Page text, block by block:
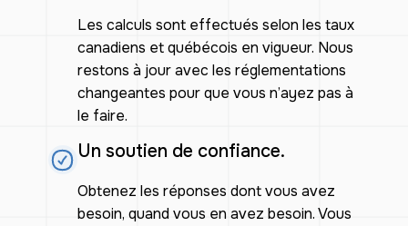
Les calculs sont effectués selon les taux
canadiens et québécois en vigueur. Nous
restons à jour avec les réglementations
changeantes pour que vous n’ayez pas à
le faire.
Un soutien de confiance.
Obtenez les réponses dont vous avez
besoin, quand vous en avez besoin. Vous